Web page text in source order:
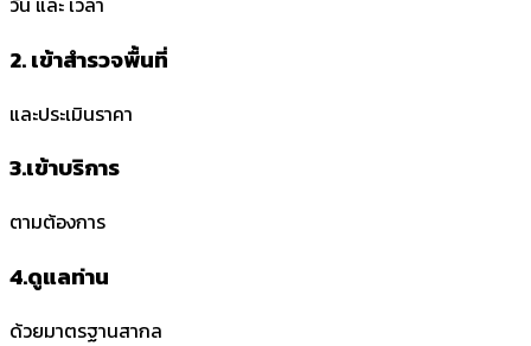
2. เข้าสำรวจพื้นที่
และประเมินราคา
3.เข้าบริการ
ตามต้องการ
4.ดูแลท่าน
ด้วยมาตรฐานสากล